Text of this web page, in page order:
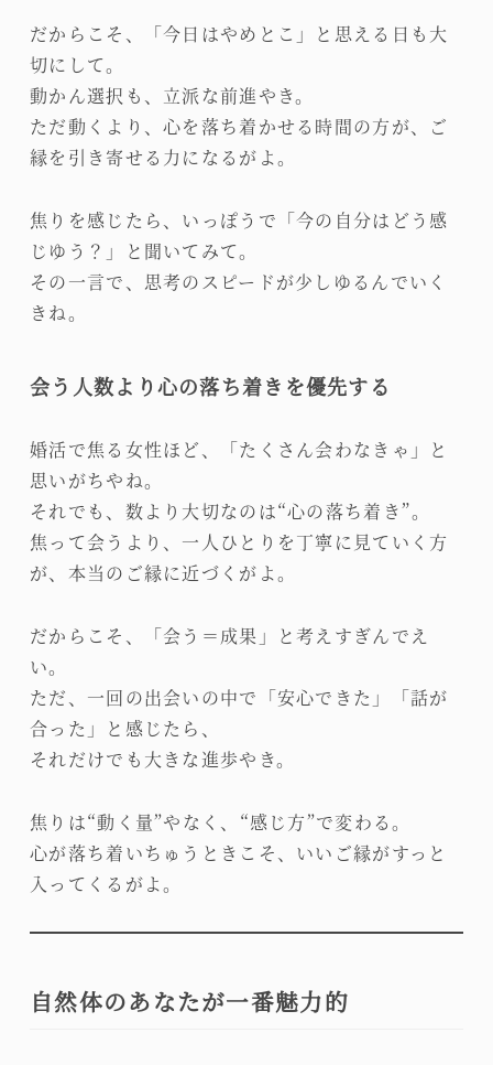
だからこそ、「今日はやめとこ」と思える日も大
切にして。
動かん選択も、立派な前進やき。
ただ動くより、心を落ち着かせる時間の方が、ご
縁を引き寄せる力になるがよ。
焦りを感じたら、いっぽうで「今の自分はどう感
じゆう？」と聞いてみて。
その一言で、思考のスピードが少しゆるんでいく
きね。
会う人数より心の落ち着きを優先する
婚活で焦る女性ほど、「たくさん会わなきゃ」と
思いがちやね。
それでも、数より大切なのは“心の落ち着き”。
焦って会うより、一人ひとりを丁寧に見ていく方
が、本当のご縁に近づくがよ。
だからこそ、「会う＝成果」と考えすぎんでえ
い。
ただ、一回の出会いの中で「安心できた」「話が
合った」と感じたら、
それだけでも大きな進歩やき。
焦りは“動く量”やなく、“感じ方”で変わる。
心が落ち着いちゅうときこそ、いいご縁がすっと
入ってくるがよ。
自然体のあなたが一番魅力的